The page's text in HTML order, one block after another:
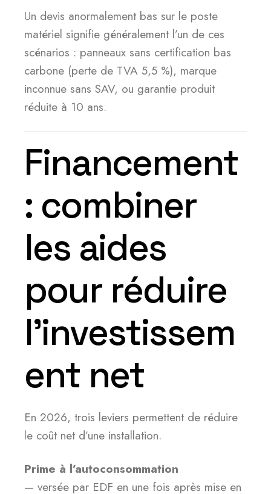
Un devis anormalement bas sur le poste
matériel signifie généralement l’un de ces
scénarios : panneaux sans certification bas
carbone (perte de TVA 5,5 %), marque
inconnue sans SAV, ou garantie produit
réduite à 10 ans.
Financement
: combiner
les aides
pour réduire
l’investissem
ent net
En 2026, trois leviers permettent de réduire
le coût net d’une installation.
Prime à l’autoconsommation
— versée par EDF en une fois après mise en